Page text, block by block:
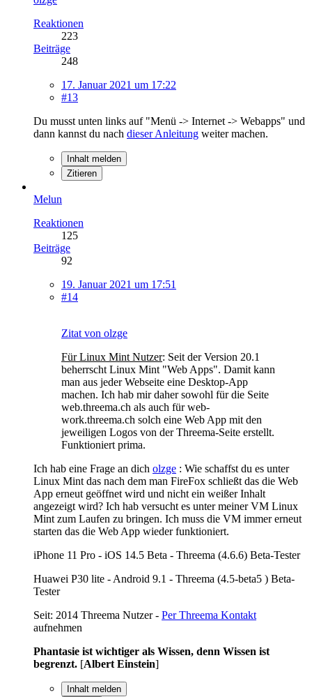
Reaktionen
223
Beiträge
248
17. Januar 2021 um 17:22
#13
Du musst unten links auf "Menü -> Internet -> Webapps" und
dann kannst du nach dieser Anleitung weiter machen.
Inhalt melden
Zitieren
Melun
Reaktionen
125
Beiträge
92
19. Januar 2021 um 17:51
#14
Zitat von olzge
Für Linux Mint Nutzer: Seit der Version 20.1
beherrscht Linux Mint "Web Apps". Damit kann
man aus jeder Webseite eine Desktop-App
machen. Ich hab mir daher sowohl für die Seite
web.threema.ch als auch für web-
work.threema.ch solch eine Web App mit den
jeweiligen Logos von der Threema-Seite erstellt.
Funktioniert prima.
Ich hab eine Frage an dich olzge : Wie schaffst du es unter
Linux Mint das nach dem man FireFox schließt das die Web
App erneut geöffnet wird und nicht ein weißer Inhalt
angezeigt wird? Ich hab versucht es unter meiner VM Linux
Mint zum Laufen zu bringen. Ich muss die VM immer erneut
starten das die Web App wieder funktioniert.
iPhone 11 Pro - iOS 14.5 Beta - Threema (4.6.6) Beta-Tester
Huawei P30 lite - Android 9.1 - Threema (4.5-beta5 ) Beta-
Tester
Seit: 2014 Threema Nutzer - Per Threema Kontakt
aufnehmen
Phantasie ist wichtiger als Wissen, denn Wissen ist
begrenzt. [Albert Einstein]
Inhalt melden